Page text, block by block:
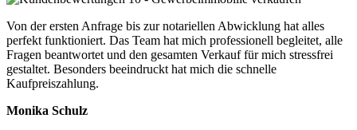
Von der ersten Anfrage bis zur notariellen Abwicklung hat alles
perfekt funktioniert. Das Team hat mich professionell begleitet, alle
Fragen beantwortet und den gesamten Verkauf für mich stressfrei
gestaltet. Besonders beeindruckt hat mich die schnelle
Kaufpreiszahlung.
Monika Schulz